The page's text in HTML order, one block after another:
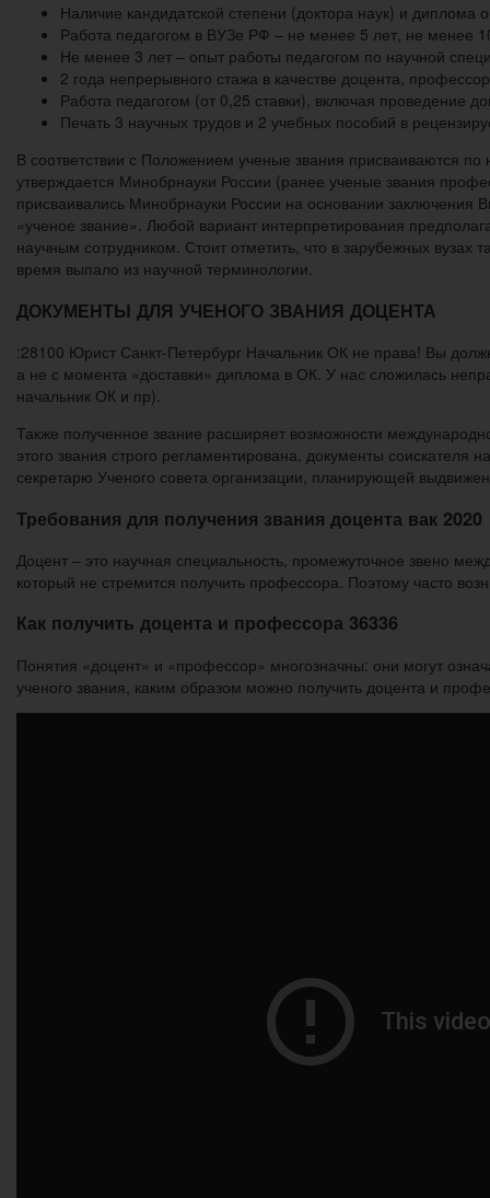
Наличие кандидатской степени (доктора наук) и диплома
Работа педагогом в ВУЗе РФ – не менее 5 лет, не менее
Не менее 3 лет – опыт работы педагогом по научной
2 года непрерывного стажа в качестве доцента,
Работа педагогом (от 0,25 ставки), включая проведение
Печать 3 научных трудов и 2 учебных пособий в
В соответствии с Положением ученые звания присваиваются
утверждается Минобрнауки России (ранее ученые звания
присваивались Минобрнауки России на основании заключения
«ученое звание». Любой вариант интерпретирования
научным сотрудником. Стоит отметить, что в зарубежных вузах
время выпало из научной терминологии.
ДОКУМЕНТЫ ДЛЯ УЧЕНОГО ЗВАНИЯ ДОЦЕНТА
:28100 Юрист Санкт-Петербург Начальник ОК не права! Вы
а не с момента «доставки» диплома в ОК. У нас сложилась
начальник ОК и пр).
Также полученное звание расширяет возможности
этого звания строго регламентирована, документы
секретарю Ученого совета организации, планирующей
Требования для получения звания доцента вак 2020
Доцент – это научная специальность, промежуточное звено
который не стремится получить профессора. Поэтому часто
Как получить доцента и профессора 36336
Понятия «доцент» и «профессор» многозначны: они могут
ученого звания, каким образом можно получить доцента и